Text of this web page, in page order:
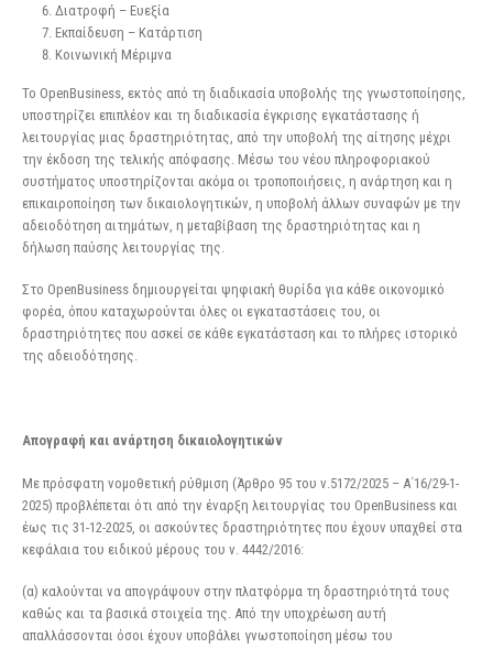
Διατροφή – Ευεξία
Εκπαίδευση – Κατάρτιση
Κοινωνική Μέριμνα
Το OpenBusiness, εκτός από τη διαδικασία υποβολής της γνωστοποίησης,
υποστηρίζει επιπλέον και τη διαδικασία έγκρισης εγκατάστασης ή
λειτουργίας μιας δραστηριότητας, από την υποβολή της αίτησης μέχρι
την έκδοση της τελικής απόφασης. Μέσω του νέου πληροφοριακού
συστήματος υποστηρίζονται ακόμα οι τροποποιήσεις, η ανάρτηση και η
επικαιροποίηση των δικαιολογητικών, η υποβολή άλλων συναφών με την
αδειοδότηση αιτημάτων, η μεταβίβαση της δραστηριότητας και η
δήλωση παύσης λειτουργίας της.
Στο OpenBusiness δημιουργείται ψηφιακή θυρίδα για κάθε οικονομικό
φορέα, όπου καταχωρούνται όλες οι εγκαταστάσεις του, οι
δραστηριότητες που ασκεί σε κάθε εγκατάσταση και το πλήρες ιστορικό
της αδειοδότησης.
Απογραφή και ανάρτηση δικαιολογητικών
Με πρόσφατη νομοθετική ρύθμιση (Άρθρο 95 του ν.5172/2025 – Α΄16/29-1-
2025) προβλέπεται ότι από την έναρξη λειτουργίας του OpenBusiness και
έως τις 31-12-2025, οι ασκούντες δραστηριότητες που έχουν υπαχθεί στα
κεφάλαια του ειδικού μέρους του ν. 4442/2016:
(α) καλούνται να απογράψουν στην πλατφόρμα τη δραστηριότητά τους
καθώς και τα βασικά στοιχεία της. Από την υποχρέωση αυτή
απαλλάσσονται όσοι έχουν υποβάλει γνωστοποίηση μέσω του